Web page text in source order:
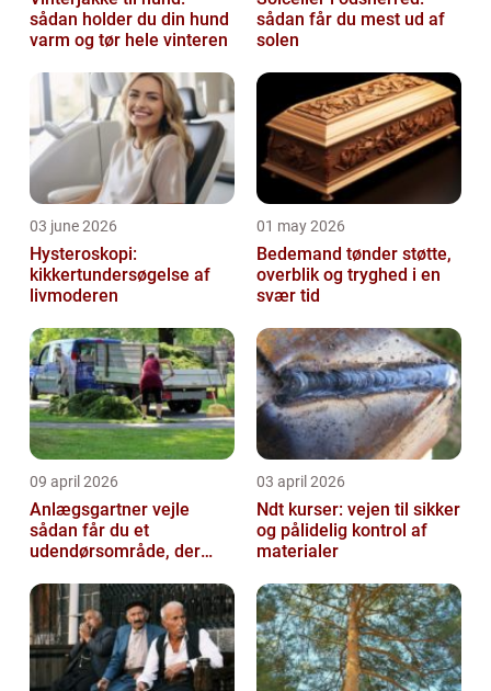
sådan holder du din hund
varm og tør hele vinteren
sådan får du mest ud af
solen
03 june 2026
Hysteroskopi:
kikkertundersøgelse af
livmoderen
01 may 2026
Bedemand tønder støtte,
overblik og tryghed i en
svær tid
09 april 2026
Anlægsgartner vejle
sådan får du et
udendørsområde, der
03 april 2026
Ndt kurser: vejen til sikker
og pålidelig kontrol af
materialer